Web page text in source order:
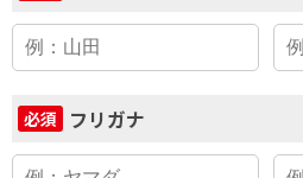
必須 フリガナ